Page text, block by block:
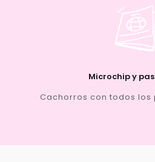
Microchip y
Cachorros con todos